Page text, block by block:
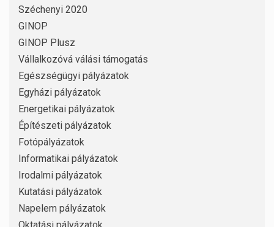
Széchenyi 2020
GINOP
GINOP Plusz
Vállalkozóvá válási támogatás
Egészségügyi pályázatok
Egyházi pályázatok
Energetikai pályázatok
Építészeti pályázatok
Fotópályázatok
Informatikai pályázatok
Irodalmi pályázatok
Kutatási pályázatok
Napelem pályázatok